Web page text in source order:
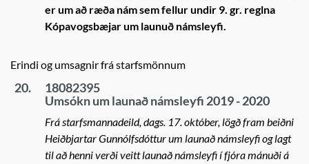
er um að ræða nám sem fellur undir 9. gr. reglna
Kópavogsbæjar um launuð námsleyfi.
Erindi og umsagnir frá starfsmönnum
20.
18082395
Umsókn um launað námsleyfi 2019 - 2020
Frá starfsmannadeild, dags. 17. október, lögð fram beiðni
Heiðbjartar Gunnólfsdóttur um launað námsleyfi og lagt
til að henni verði veitt launað námsleyfi í fjóra mánuði á